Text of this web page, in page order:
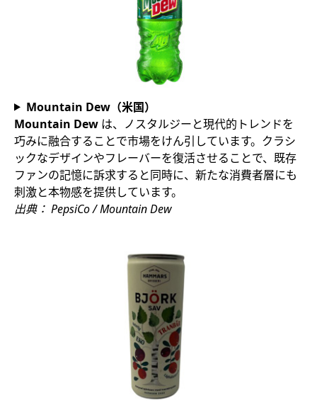
Mountain Dew（米国）
Mountain Dew は、ノスタルジーと現代的トレンドを
巧みに融合することで市場をけん引しています。クラシ
ックなデザインやフレーバーを復活させることで、既存
ファンの記憶に訴求すると同時に、新たな消費者層にも
刺激と本物感を提供しています。
出典： PepsiCo / Mountain Dew